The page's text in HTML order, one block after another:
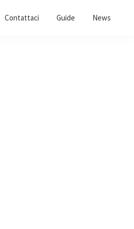
Contattaci Guide News